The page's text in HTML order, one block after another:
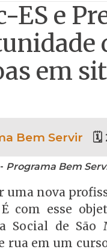
ES e
em
Bem Servir 🗓
- Programa Bem
uma nova
É com esse
Social de
rua em um